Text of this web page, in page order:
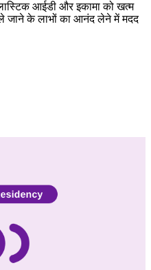
आईडी और इकामा को खत्म
के लाभों का आनंद लेने में मदद